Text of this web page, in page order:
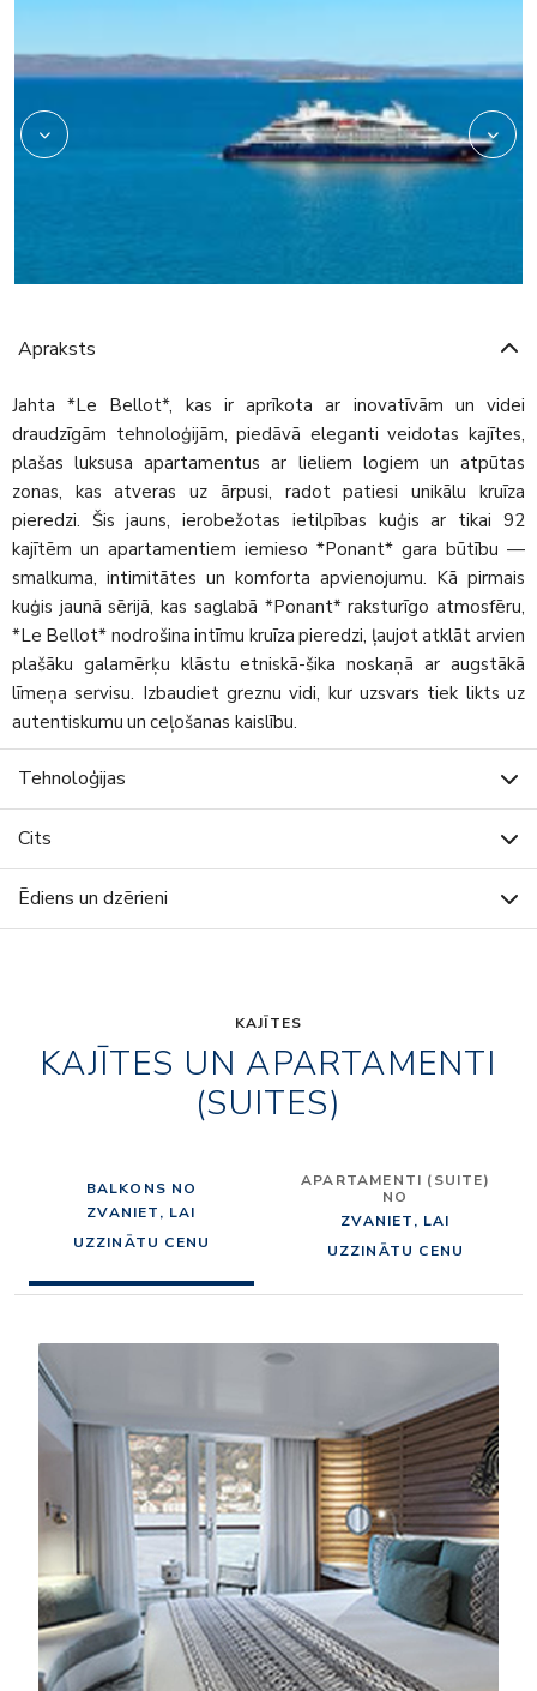
Apraksts
Jahta *Le Bellot*, kas ir aprīkota ar inovatīvām un videi
draudzīgām tehnoloģijām, piedāvā eleganti veidotas kajītes,
plašas luksusa apartamentus ar lieliem logiem un atpūtas
zonas, kas atveras uz ārpusi, radot patiesi unikālu kruīza
pieredzi. Šis jauns, ierobežotas ietilpības kuģis ar tikai 92
kajītēm un apartamentiem iemieso *Ponant* gara būtību —
smalkuma, intimitātes un komforta apvienojumu. Kā pirmais
kuģis jaunā sērijā, kas saglabā *Ponant* raksturīgo atmosfēru,
*Le Bellot* nodrošina intīmu kruīza pieredzi, ļaujot atklāt arvien
plašāku galamērķu klāstu etniskā-šika noskaņā ar augstākā
līmeņa servisu. Izbaudiet greznu vidi, kur uzsvars tiek likts uz
autentiskumu un ceļošanas kaislību.
Tehnoloģijas
Cits
Ēdiens un dzērieni
KAJĪTES
KAJĪTES UN APARTAMENTI
(SUITES)
BALKONS NO
ZVANIET, LAI
UZZINĀTU CENU
APARTAMENTI (SUITE)
NO
ZVANIET, LAI
UZZINĀTU CENU